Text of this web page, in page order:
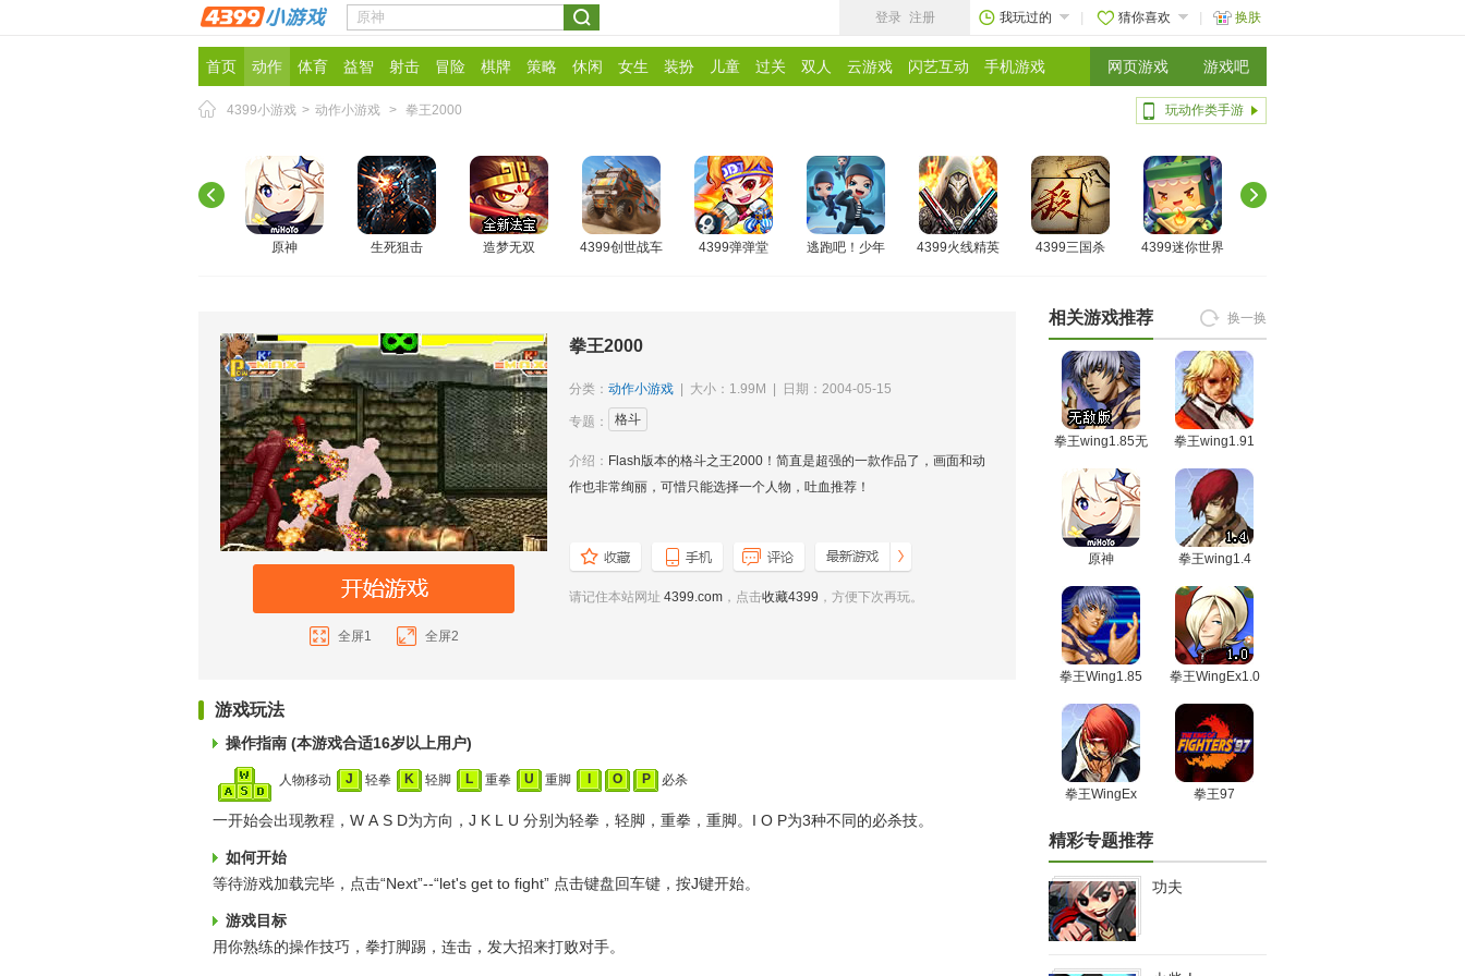
登录 注册 我玩过的 猜你喜欢 换肤
首页 动作 体育 益智 射击 冒险 棋牌 策略 休闲 女生 装扮 儿童 过关 双人 云游戏 闪艺互动 手机游戏 网页游戏 游戏吧
4399小游戏 > 动作小游戏 > 拳王2000 玩动作类手游
原神 生死狙击 造梦无双 4399创世战车 4399弹弹堂 逃跑吧！少年 4399火线精英 4399三国杀 4399迷你世界
全屏1 全屏2
拳王2000
分类： 动作小游戏 | 大小：1.99M | 日期：2004-05-15
专题： 格斗
介绍： Flash版本的格斗之王2000！简直是超强的一款作品了，画面和动
作也非常绚丽，可惜只能选择一个人物，吐血推荐！
请记住本站网址 4399.com ，点击收藏4399 ，方便下次再玩。
游戏玩法
操作指南 (本游戏合适16岁以上用户)
人物移动 J 轻拳 K 轻脚 L 重拳 U 重脚 O P 必杀
一开始会出现教程，W A S D为方向，J K L U 分别为轻拳，轻脚，重拳，重脚。I O P为3种不同的必杀技。
如何开始
等待游戏加载完毕，点击“Next”--“let's get to fight” 点击键盘回车键，按J键开始。
游戏目标
用你熟练的操作技巧，拳打脚踢，连击，发大招来打败对手。
相关游戏推荐 换一换
拳王wing1.85无
敌版
拳王wing1.91
原神 拳王wing1.4
拳王Wing1.85 拳王WingEx1.0
拳王WingEx 拳王97
精彩专题推荐
功夫